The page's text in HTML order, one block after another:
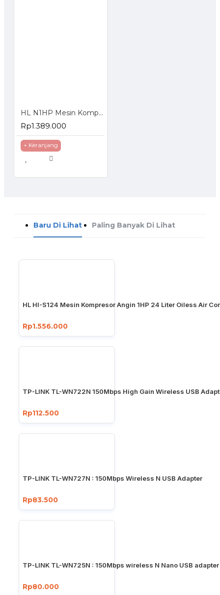
HL N1HP Mesin Kompresor Angin 24 Liter Oiless Air Compressor
Rp1.389.000
+ Keranjang
Baru Di Lihat Paling Banyak Di Lihat
HL HI-S124 Mesin Kompresor Angin 1HP 24 Liter Oiless Air
Rp1.556.000
TP-LINK TL-WN722N 150Mbps High Gain Wireless USB
Rp112.500
TP-LINK TL-WN727N : 150Mbps Wireless N USB Adapter
Rp83.500
TP-LINK TL-WN725N : 150Mbps wireless N Nano USB adapter
Rp80.000